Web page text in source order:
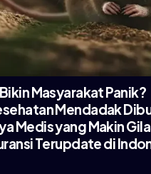
Masyarakat Panik?
Mendadak
Medis yang Makin
Terupdate di